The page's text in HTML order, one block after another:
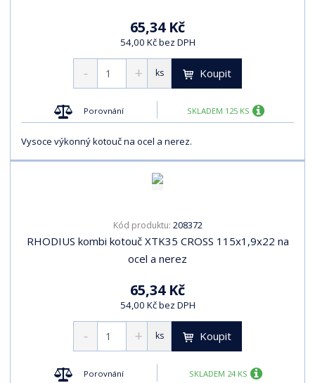
65,34 Kč
54,00 Kč bez DPH
ks Koupit
Porovnání SKLADEM 125 KS
Vysoce výkonný kotouč na ocel a nerez.
Kód produktu: 208372
RHODIUS kombi kotouč XTK35 CROSS 115x1,9x22 na
ocel a nerez
65,34 Kč
54,00 Kč bez DPH
ks Koupit
Porovnání SKLADEM 24 KS